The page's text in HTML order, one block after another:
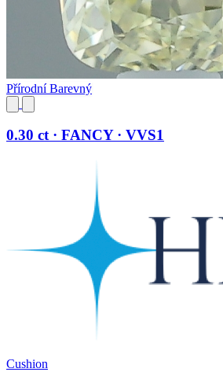
Přírodní Barevný
0.30 ct · FANCY · VVS1
Cushion